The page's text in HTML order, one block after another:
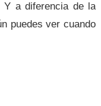
Y a diferencia de la
puedes ver cuando